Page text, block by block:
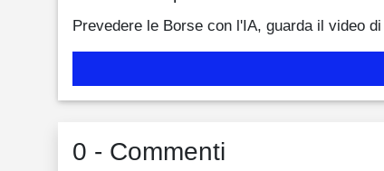
Prevedere le Borse con l'IA, guarda il video
0 - Commenti